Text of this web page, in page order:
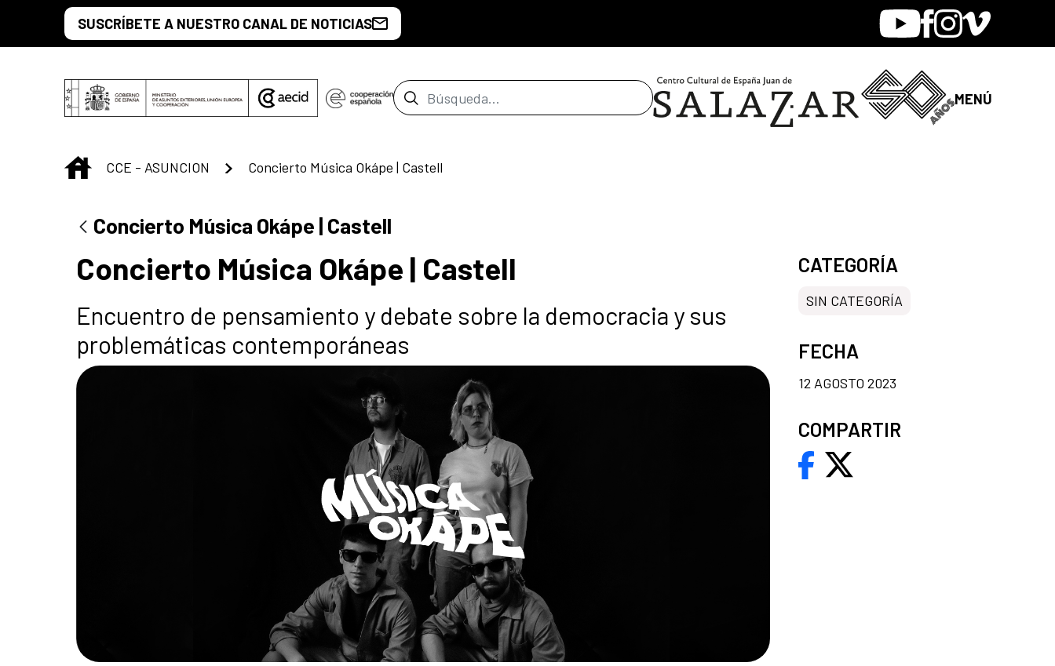
Saltar al contenido principal
SUSCRÍBETE A NUESTRO CANAL DE NOTICIAS YoutubeFacebook
Instagram
Vimeo
Barra de búsqueda MENÚ
INICIO
CCE - ASUNCION Concierto Música Okápe | Castell
Concierto Música Okápe | Castell
Concierto Música Okápe | Castell
Encuentro de pensamiento y debate sobre la democracia y sus
problemáticas contemporáneas
CATEGORÍA
SIN CATEGORÍA
FECHA
12 AGOSTO 2023
COMPARTIR